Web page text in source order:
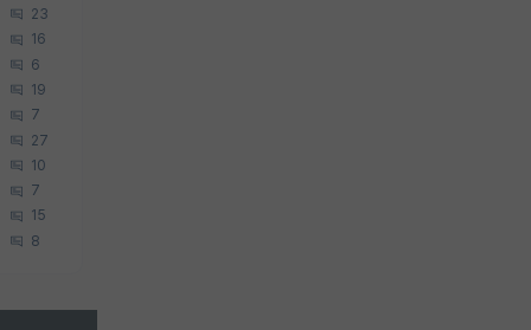
23
16
6
19
7
27
10
7
15
8